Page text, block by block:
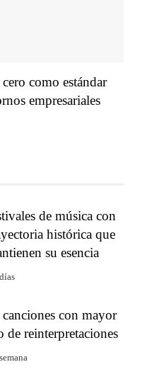
como estándar
empresariales
de música con
histórica que
su esencia
con mayor
de reinterpretaciones